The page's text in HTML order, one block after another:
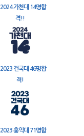
2024 가천대 14명합
격!!
2023 건국대 46명합
격!
2023 홍익대 71명합